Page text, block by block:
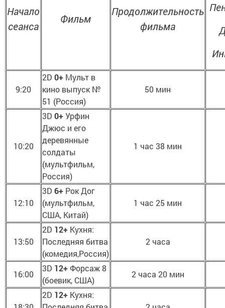
Начало
сеанса
Фильм
Продолжительность
фильма
9:20
2D 0+ Мульт в
кино выпуск №
51 (Россия)
50 мин
10:20
3D 0+Урфин
Джюс и его
деревянные
солдаты
(мультфильм,
Россия)
1 час 38 мин
12:10
3D 6+ Рок Дог
(мультфильм,
США, Китай)
1 час 25 мин
13:50
2D 12+ Кухня:
Последняя битва
(комедия,Россия)
2 часа
16:00
3D 12+Форсаж 8
(боевик, США)
2 часа 20 мин
2D 12+ Кухня: